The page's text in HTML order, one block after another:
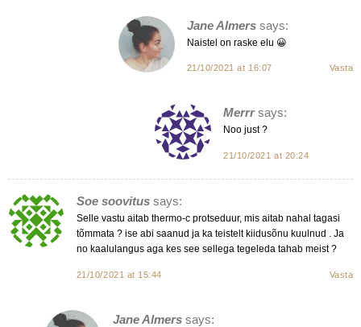
Jane Almers says:
Naistel on raske elu 😀
21/10/2021 at 16:07 Vasta
Merrr says:
Noo just ?
21/10/2021 at 20:24
Soe soovitus says:
Selle vastu aitab thermo-c protseduur, mis aitab nahal tagasi
tõmmata ? ise abi saanud ja ka teistelt kiidusõnu kuulnud . Ja
no kaalulangus aga kes see sellega tegeleda tahab meist ?
21/10/2021 at 15:44 Vasta
Jane Almers says: